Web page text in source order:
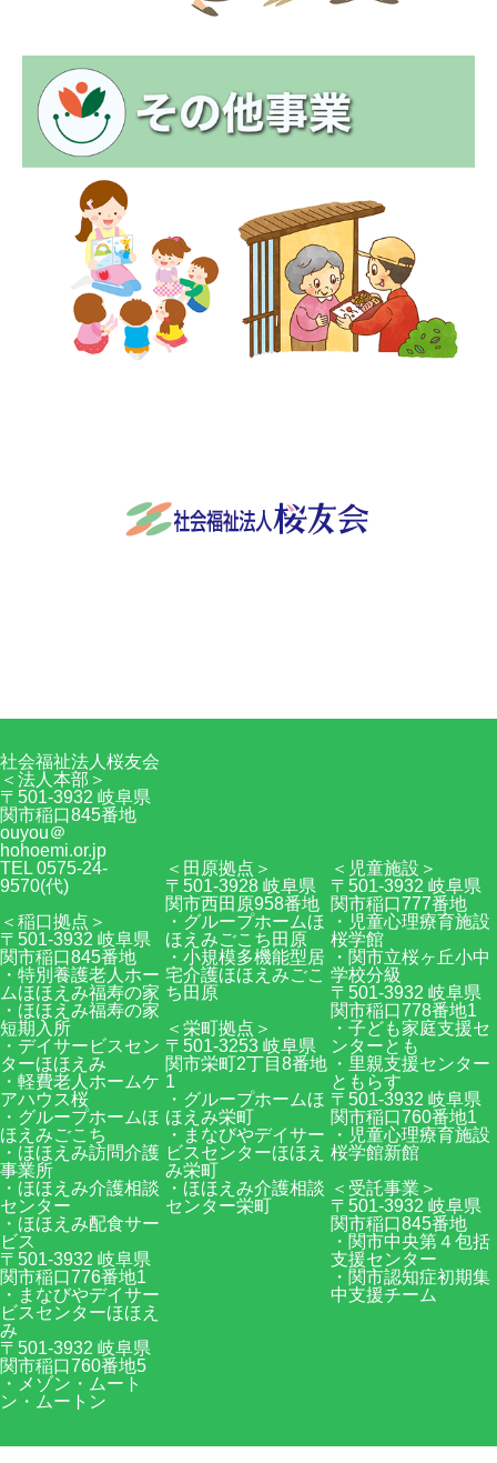
社会福祉法人桜友会
＜法人本部＞
〒501-3932 岐阜県
関市稲口845番地
ouyou＠
hohoemi.or.jp
TEL 0575-24-
9570(代)
＜稲口拠点＞
〒501-3932 岐阜県
関市稲口845番地
・特別養護老人ホー
ムほほえみ福寿の家
・ほほえみ福寿の家
短期入所
・デイサービスセン
ターほほえみ
・軽費老人ホームケ
アハウス桜
・グループホームほ
ほえみごこち
・ほほえみ訪問介護
事業所
・ほほえみ介護相談
センター
・ほほえみ配食サー
ビス
〒501-3932 岐阜県
関市稲口776番地1
・まなびやデイサー
ビスセンターほほえ
み
〒501-3932 岐阜県
関市稲口760番地5
・メゾン・ムート
ン・ムートン
＜田原拠点＞
〒501-3928 岐阜県
関市西田原958番地
・グループホームほ
ほえみごこち田原
・小規模多機能型居
宅介護ほほえみごこ
ち田原
＜栄町拠点＞
〒501-3253 岐阜県
関市栄町2丁目8番地
1
・グループホームほ
ほえみ栄町
・まなびやデイサー
ビスセンターほほえ
み栄町
・ほほえみ介護相談
センター栄町
＜児童施設＞
〒501-3932 岐阜県
関市稲口777番地
・児童心理療育施設
桜学館
・関市立桜ヶ丘小中
学校分級
〒501-3932 岐阜県
関市稲口778番地1
・子ども家庭支援セ
ンターとも
・里親支援センター
ともらす
〒501-3932 岐阜県
関市稲口760番地1
・児童心理療育施設
桜学館新館
＜受託事業＞
〒501-3932 岐阜県
関市稲口845番地
・関市中央第４包括
支援センター
・関市認知症初期集
中支援チーム